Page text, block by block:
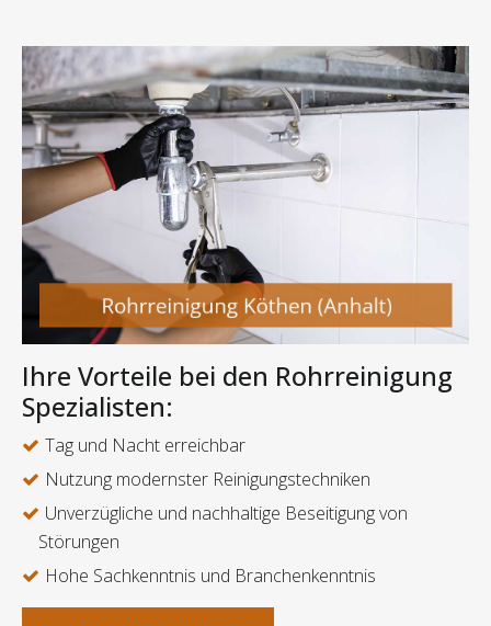
Ihre Vorteile bei den Rohrreinigung
Spezialisten:
Tag und Nacht erreichbar
Nutzung modernster Reinigungstechniken
Unverzügliche und nachhaltige Beseitigung von
Störungen
Hohe Sachkenntnis und Branchenkenntnis